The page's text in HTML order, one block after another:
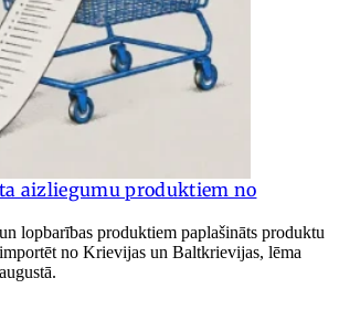
aizliegumu produktiem no
lopbarības produktiem paplašināts produktu
no Krievijas un Baltkrievijas, lēma